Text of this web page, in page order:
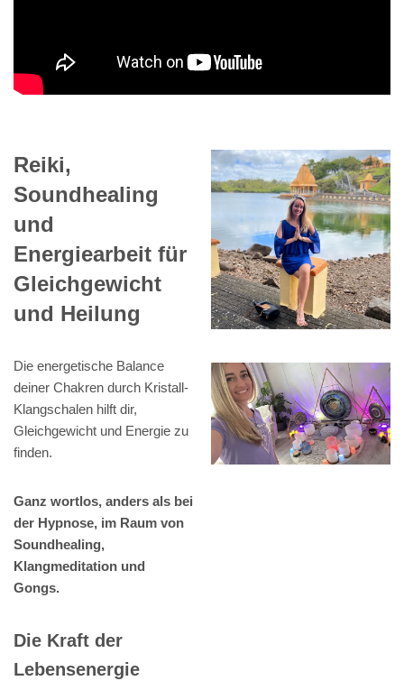
Reiki,
Soundhealing
und
Energiearbeit für
Gleichgewicht
und Heilung
Die energetische Balance
deiner Chakren durch Kristall-
Klangschalen hilft dir,
Gleichgewicht und Energie zu
finden.
Ganz wortlos, anders als bei
der Hypnose, im Raum von
Soundhealing,
Klangmeditation und
Gongs.
Die Kraft der
Lebensenergie